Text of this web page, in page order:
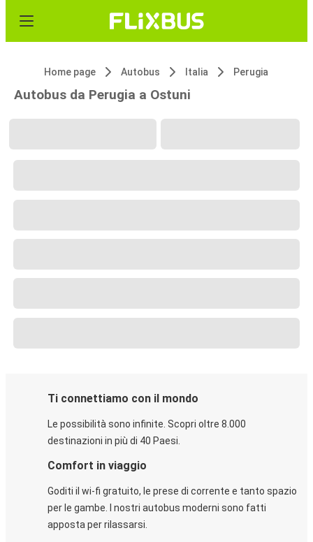
Home page Autobus Italia Perugia
Autobus da Perugia a Ostuni
Ti connettiamo con il mondo
Le possibilità sono infinite. Scopri oltre 8.000
destinazioni in più di 40 Paesi.
Comfort in viaggio
Goditi il wi-fi gratuito, le prese di corrente e tanto spazio
per le gambe. I nostri autobus moderni sono fatti
apposta per rilassarsi.